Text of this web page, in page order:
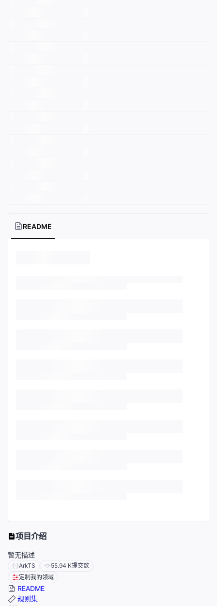
README
项目介绍
暂无描述
ArkTS 55.94 K提交数
定制我的领域
README
规则集